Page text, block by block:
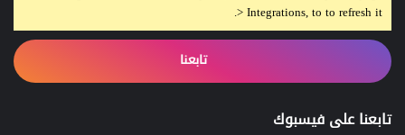
> Integrations, to to refresh it.
تابعنا
تابعنا على فيسبوك